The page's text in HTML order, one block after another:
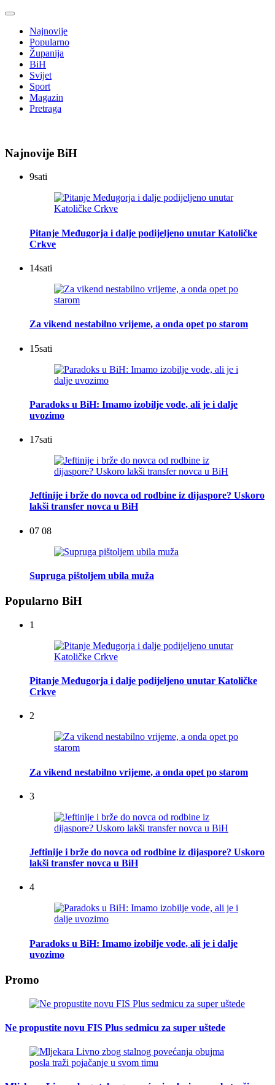
Najnovije
Popularno
Županija
BiH
Svijet
Sport
Magazin
Pretraga
Najnovije BiH
9sati
Pitanje Međugorja i dalje podijeljeno unutar Katoličke
Crkve
14sati
Za vikend nestabilno vrijeme, a onda opet po starom
15sati
Paradoks u BiH: Imamo izobilje vode, ali je i dalje
uvozimo
17sati
Jeftinije i brže do novca od rodbine iz dijaspore? Uskoro
lakši transfer novca u BiH
07 08
Supruga pištoljem ubila muža
Popularno BiH
1
Pitanje Međugorja i dalje podijeljeno unutar Katoličke
Crkve
2
Za vikend nestabilno vrijeme, a onda opet po starom
3
Jeftinije i brže do novca od rodbine iz dijaspore? Uskoro
lakši transfer novca u BiH
4
Paradoks u BiH: Imamo izobilje vode, ali je i dalje
uvozimo
Promo
Ne propustite novu FIS Plus sedmicu za super uštede